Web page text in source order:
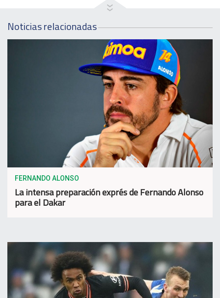
Noticias relacionadas
FERNANDO ALONSO
La intensa preparación exprés de Fernando Alonso
para el Dakar